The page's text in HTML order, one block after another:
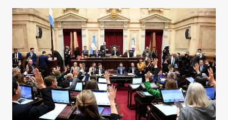
P Pila
P Pinamar